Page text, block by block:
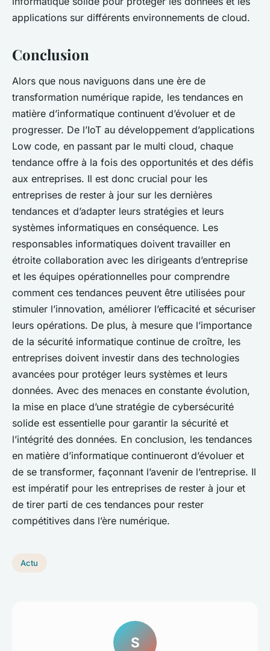
applications sur différents environnements de cloud.
Conclusion
Alors que nous naviguons dans une ère de
transformation numérique rapide, les tendances en
matière d’informatique continuent d’évoluer et de
progresser. De l’IoT au développement d’applications
Low code, en passant par le multi cloud, chaque
tendance offre à la fois des opportunités et des défis
aux entreprises. Il est donc crucial pour les
entreprises de rester à jour sur les dernières
tendances et d’adapter leurs stratégies et leurs
systèmes informatiques en conséquence. Les
responsables informatiques doivent travailler en
étroite collaboration avec les dirigeants d’entreprise
et les équipes opérationnelles pour comprendre
comment ces tendances peuvent être utilisées pour
stimuler l’innovation, améliorer l’efficacité et sécuriser
leurs opérations. De plus, à mesure que l’importance
de la sécurité informatique continue de croître, les
entreprises doivent investir dans des technologies
avancées pour protéger leurs systèmes et leurs
données. Avec des menaces en constante évolution,
la mise en place d’une stratégie de cybersécurité
solide est essentielle pour garantir la sécurité et
l’intégrité des données. En conclusion, les tendances
en matière d’informatique continueront d’évoluer et
de se transformer, façonnant l’avenir de l’entreprise. Il
est impératif pour les entreprises de rester à jour et
de tirer parti de ces tendances pour rester
compétitives dans l’ère numérique.
Actu
S